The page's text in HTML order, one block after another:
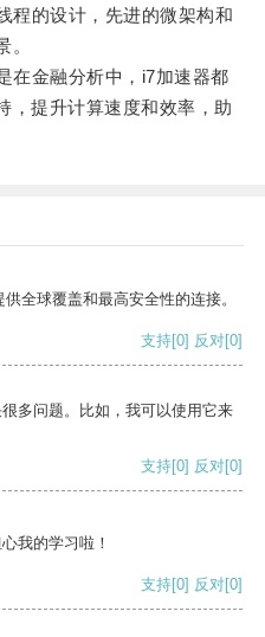
的设计，先进的微架构和
。
金融分析中，i7加速器都
，提升计算速度和效率，助
全球覆盖和最高安全性的连接。
支持[0] 反对[0]
多问题。比如，我可以使用它来
支持[0] 反对[0]
我的学习啦！
支持[0] 反对[0]